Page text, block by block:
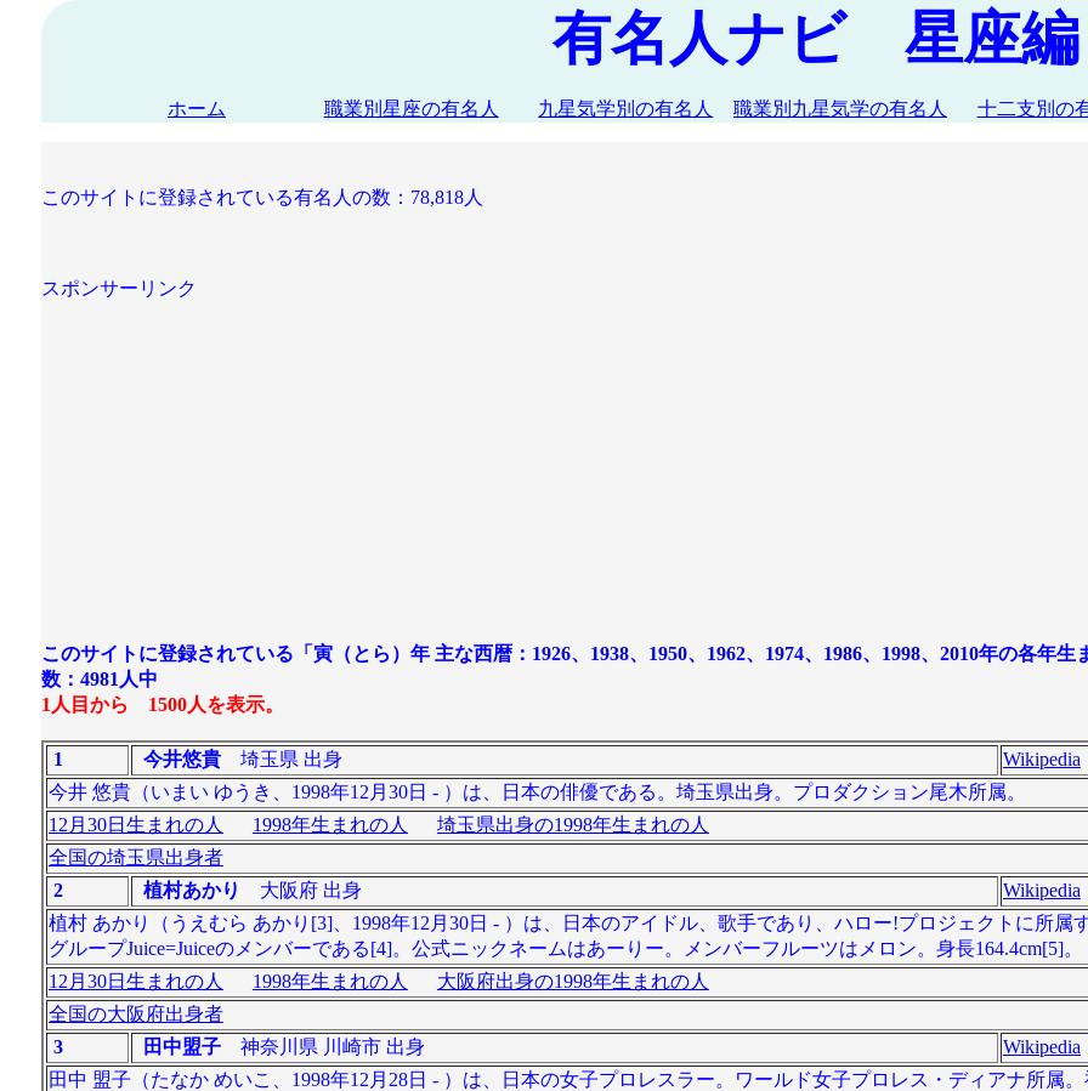
有名人ナビ 星座編
ホーム 職業別星座の有名人 九星気学別の有名人 職業別九星気学の有名人 十二支別の
このサイトに登録されている有名人の数：78,818人
スポンサーリンク
このサイトに登録されている「寅（とら）年 主な西暦：1926、1938、1950、1962、1974、1986、1998、2010年の各年生
数：4981人中
1人目から 1500人を表示。
1 今井悠貴埼玉県 出身
Wikipedia
今井 悠貴（いまい ゆうき、1998年12月30日 - ）は、日本の俳優である。埼玉県出身。プロダクション尾木所属。
12月30日生まれの人
1998年生まれの人
埼玉県出身の1998年生まれの人
全国の埼玉県出身者
2
植村あかり 大阪府 出身
Wikipedia
植村 あかり（うえむら あかり[3]、1998年12月30日 - ）は、日本のアイドル、歌手であり、ハロー!プロジェクトに所属
グループJuice=Juiceのメンバーである[4]。公式ニックネームはあーりー。メンバーフルーツはメロン。身長164.4cm[5]。
12月30日生まれの人
1998年生まれの人
大阪府出身の1998年生まれの人
全国の大阪府出身者
3
田中盟子神奈川県 川崎市 出身
Wikipedia
田中 盟子（たなか めいこ、1998年12月28日 - ）は、日本の女子プロレスラー。ワールド女子プロレス・ディアナ所属